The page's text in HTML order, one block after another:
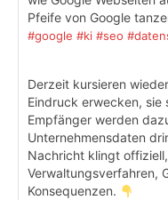
Pfeife von Google
#google #ki #seo
Derzeit kursieren
Eindruck erwecken, sie
Empfänger werden
Unternehmensdaten
Nachricht klingt
Verwaltungsverfahren,
Konsequenzen.